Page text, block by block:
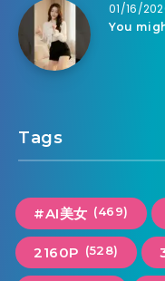
01/16/
You
Tags
#AI美女 (469)
2160P (528)